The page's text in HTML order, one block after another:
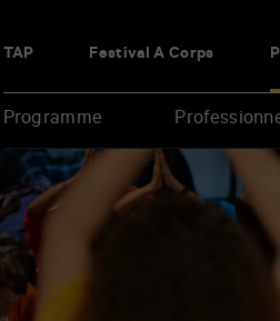
TAP Festival À Corps
Programme
Renseigner
vos
mots
clés